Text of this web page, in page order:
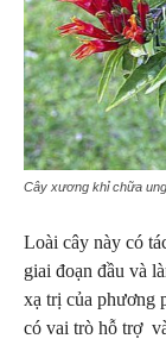
Cây xương khỉ chữa
Loài cây này có
giai đoạn đầu và
xạ trị của phương
có vai trò hỗ trợ